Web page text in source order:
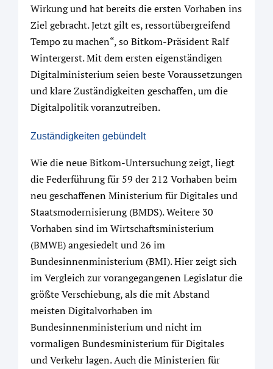
Wirkung und hat bereits die ersten Vorhaben ins
Ziel gebracht. Jetzt gilt es, ressortübergreifend
Tempo zu machen“, so Bitkom-Präsident Ralf
Wintergerst. Mit dem ersten eigenständigen
Digitalministerium seien beste Voraussetzungen
und klare Zuständigkeiten geschaffen, um die
Digitalpolitik voranzutreiben.
Zuständigkeiten gebündelt
Wie die neue Bitkom-Untersuchung zeigt, liegt
die Federführung für 59 der 212 Vorhaben beim
neu geschaffenen Ministerium für Digitales und
Staatsmodernisierung (BMDS). Weitere 30
Vorhaben sind im Wirtschaftsministerium
(BMWE) angesiedelt und 26 im
Bundesinnenministerium (BMI). Hier zeigt sich
im Vergleich zur vorangegangenen Legislatur die
größte Verschiebung, als die mit Abstand
meisten Digitalvorhaben im
Bundesinnenministerium und nicht im
vormaligen Bundesministerium für Digitales
und Verkehr lagen. Auch die Ministerien für